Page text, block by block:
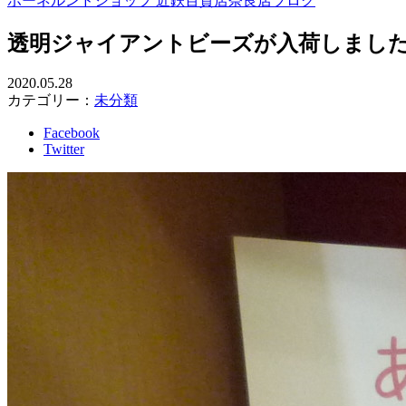
透明ジャイアントビーズが入荷しまし
2020.05.28
カテゴリー： 未分類
Facebook
Twitter